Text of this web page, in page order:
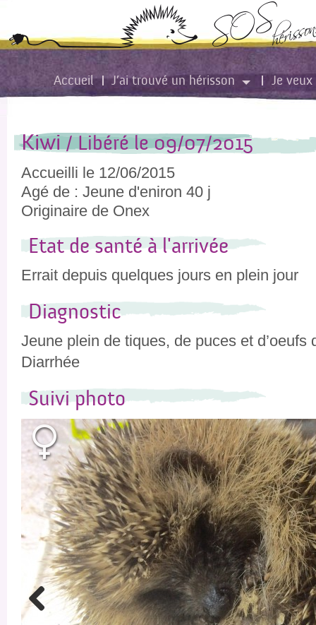
Accueil J’ai trouvé un hérisson Je veux
Kiwi / Libéré le 09/07/2015
Accueilli le 12/06/2015
Agé de : Jeune d'eniron 40 j
Originaire de Onex
Etat de santé à l'arrivée
Errait depuis quelques jours en plein jour
Diagnostic
Jeune plein de tiques, de puces et d’oeufs
Diarrhée
Suivi photo